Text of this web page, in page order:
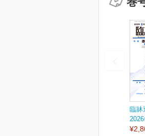
臨牀